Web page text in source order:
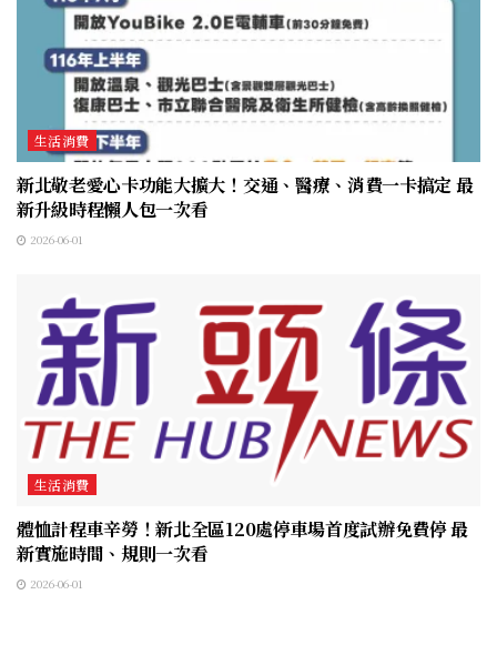
生活消費
新北敬老愛心卡功能大擴大！交通、醫療、消費一卡搞定 最
新升級時程懶人包一次看
2026-06-01
生活消費
體恤計程車辛勞！新北全區120處停車場首度試辦免費停 最
新實施時間、規則一次看
2026-06-01